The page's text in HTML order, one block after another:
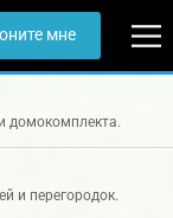
мне
домокомплекта.
и перегородок.